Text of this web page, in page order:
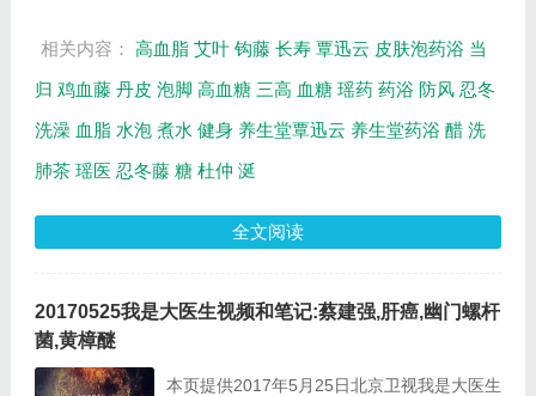
相关内容： 高血脂 艾叶 钩藤 长寿 覃迅云 皮肤泡药浴 当
归 鸡血藤 丹皮 泡脚 高血糖 三高 血糖 瑶药 药浴 防风 忍冬
洗澡 血脂 水泡 煮水 健身 养生堂覃迅云 养生堂药浴 醋 洗
肺茶 瑶医 忍冬藤 糖 杜仲 涎
全文阅读
20170525我是大医生视频和笔记:蔡建强,肝癌,幽门螺杆
菌,黄樟醚
本页提供2017年5月25日北京卫视我是大医生